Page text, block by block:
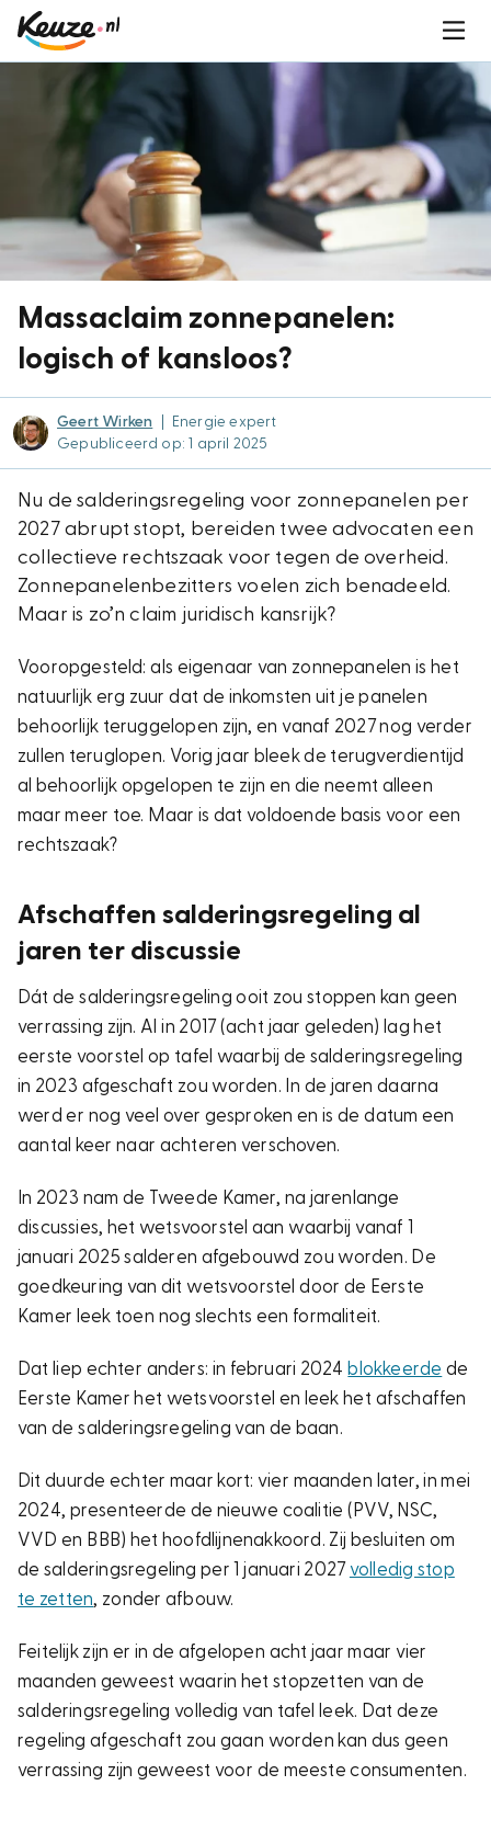
Massaclaim zonnepanelen:
logisch of kansloos?
Geert Wirken
Energie expert
Gepubliceerd op: 1 april 2025
Nu de salderingsregeling voor zonnepanelen per
2027 abrupt stopt, bereiden twee advocaten een
collectieve rechtszaak voor tegen de overheid.
Zonnepanelenbezitters voelen zich benadeeld.
Maar is zo’n claim juridisch kansrijk?
Vooropgesteld: als eigenaar van zonnepanelen is het
natuurlijk erg zuur dat de inkomsten uit je panelen
behoorlijk teruggelopen zijn, en vanaf 2027 nog verder
zullen teruglopen. Vorig jaar bleek de terugverdientijd
al behoorlijk opgelopen te zijn en die neemt alleen
maar meer toe. Maar is dat voldoende basis voor een
rechtszaak?
Afschaffen salderingsregeling al
jaren ter discussie
Dát de salderingsregeling ooit zou stoppen kan geen
verrassing zijn. Al in 2017 (acht jaar geleden) lag het
eerste voorstel op tafel waarbij de salderingsregeling
in 2023 afgeschaft zou worden. In de jaren daarna
werd er nog veel over gesproken en is de datum een
aantal keer naar achteren verschoven.
In 2023 nam de Tweede Kamer, na jarenlange
discussies, het wetsvoorstel aan waarbij vanaf 1
januari 2025 salderen afgebouwd zou worden. De
goedkeuring van dit wetsvoorstel door de Eerste
Kamer leek toen nog slechts een formaliteit.
Dat liep echter anders: in februari 2024 blokkeerde de
Eerste Kamer het wetsvoorstel en leek het afschaffen
van de salderingsregeling van de baan.
Dit duurde echter maar kort: vier maanden later, in mei
2024, presenteerde de nieuwe coalitie (PVV, NSC,
VVD en BBB) het hoofdlijnenakkoord. Zij besluiten om
de salderingsregeling per 1 januari 2027 volledig stop
te zetten, zonder afbouw.
Feitelijk zijn er in de afgelopen acht jaar maar vier
maanden geweest waarin het stopzetten van de
salderingsregeling volledig van tafel leek. Dat deze
regeling afgeschaft zou gaan worden kan dus geen
verrassing zijn geweest voor de meeste consumenten.